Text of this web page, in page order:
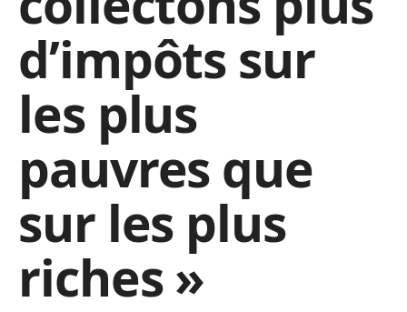
d’impôts sur
les plus
pauvres que
sur les plus
riches »